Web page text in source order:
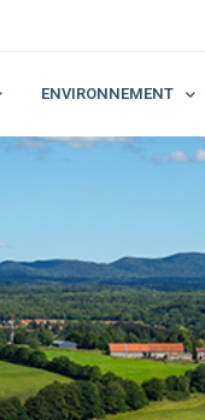
ENVIRONNEMENT